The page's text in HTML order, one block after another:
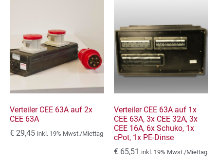
Verteiler CEE 63A auf 2x
CEE 63A
€ 29,45 inkl. 19% Mwst./Miettag
Verteiler CEE 63A auf 1x
CEE 63A, 3x CEE 32A, 3x
CEE 16A, 6x Schuko, 1x
cPot, 1x PE-Dinse
€ 65,51 inkl. 19% Mwst./Miettag